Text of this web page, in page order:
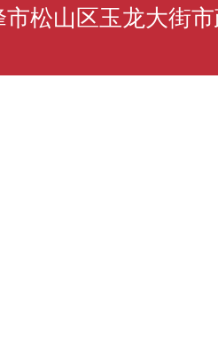
松山区玉龙大街